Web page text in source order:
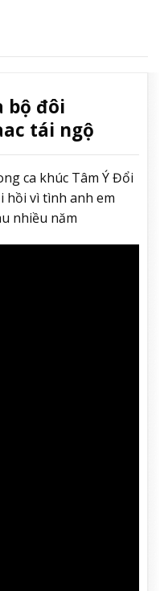
bộ đôi
tái ngộ
ca khúc Tâm Ý Đổi
hồi vì tình anh em
nhiều năm